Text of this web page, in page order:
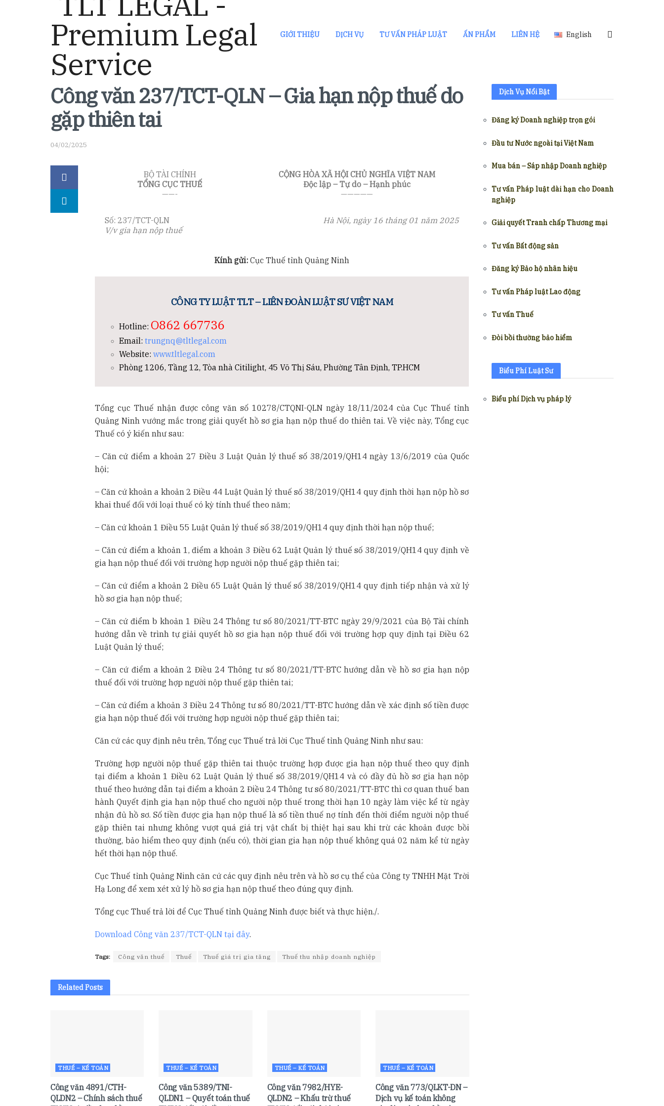
GIỚI THIỆU DỊCH VỤ TƯ VẤN PHÁP LUẬT ẤN PHẨM LIÊN HỆ English
Công văn 237/TCT-QLN – Gia hạn nộp thuế do
gặp thiên tai
04/02/2025
BỘ TÀI CHÍNH
TỔNG CỤC THUẾ
——-
CỘNG HÒA XÃ HỘI CHỦ NGHĨA VIỆT NAM
Độc lập – Tự do – Hạnh phúc
—————
Số: 237/TCT-QLN
V/v gia hạn nộp thuế
Hà Nội, ngày 16 tháng 01 năm 2025
Kính gửi:Cục Thuế tỉnh Quảng Ninh
CÔNG TY LUẬT TLT – LIÊN ĐOÀN LUẬT SƯ VIỆT NAM
Hotline: O862 667736
Email: trungnq@tltlegal.com
Website:www.tltlegal.com
Phòng 1206, Tầng 12, Tòa nhà Citilight, 45 Võ Thị Sáu, Phường Tân Định, TP.HCM
Tổng cục Thuế nhận được công văn số 10278/CTQNI-QLN ngày 18/11/2024 của Cục Thuế tỉnh
Quảng Ninh vướng mắc trong giải quyết hồ sơ gia hạn nộp thuế do thiên tai. Về việc này, Tổng cục
Thuế có ý kiến như sau:
– Căn cứ điểm a khoản 27 Điều 3 Luật Quản lý thuế số 38/2019/QH14 ngày 13/6/2019 của Quốc
hội;
– Căn cứ khoản a khoản 2 Điều 44 Luật Quản lý thuế số 38/2019/QH14 quy định thời hạn nộp hồ sơ
khai thuế đối với loại thuế có kỳ tính thuế theo năm;
– Căn cứ khoản 1 Điều 55 Luật Quản lý thuế số 38/2019/QH14 quy định thời hạn nộp thuế;
– Căn cứ điểm a khoản 1, điểm a khoản 3 Điều 62 Luật Quản lý thuế số 38/2019/QH14 quy định về
gia hạn nộp thuế đối với trường hợp người nộp thuế gặp thiên tai;
– Căn cứ điểm a khoản 2 Điều 65 Luật Quản lý thuế số 38/2019/QH14 quy định tiếp nhận và xử lý
hồ sơ gia hạn nộp thuế;
– Căn cứ điểm b khoản 1 Điều 24 Thông tư số 80/2021/TT-BTC ngày 29/9/2021 của Bộ Tài chính
hướng dẫn về trình tự giải quyết hồ sơ gia hạn nộp thuế đối với trường hợp quy định tại Điều 62
Luật Quản lý thuế;
– Căn cứ điểm a khoản 2 Điều 24 Thông tư số 80/2021/TT-BTC hướng dẫn về hồ sơ gia hạn nộp
thuế đối với trường hợp người nộp thuế gặp thiên tai;
– Căn cứ điểm a khoản 3 Điều 24 Thông tư số 80/2021/TT-BTC hướng dẫn về xác định số tiền được
gia hạn nộp thuế đối với trường hợp người nộp thuế gặp thiên tai;
Căn cứ các quy định nêu trên, Tổng cục Thuế trả lời Cục Thuế tỉnh Quảng Ninh như sau:
Trường hợp người nộp thuế gặp thiên tai thuộc trường hợp được gia hạn nộp thuế theo quy định
tại điểm a khoản 1 Điều 62 Luật Quản lý thuế số 38/2019/QH14 và có đầy đủ hồ sơ gia hạn nộp
thuế theo hướng dẫn tại điểm a khoản 2 Điều 24 Thông tư số 80/2021/TT-BTC thì cơ quan thuế ban
hành Quyết định gia hạn nộp thuế cho người nộp thuế trong thời hạn 10 ngày làm việc kể từ ngày
nhận đủ hồ sơ. Số tiền được gia hạn nộp thuế là số tiền thuế nợ tính đến thời điểm người nộp thuế
gặp thiên tai nhưng không vượt quá giá trị vật chất bị thiệt hại sau khi trừ các khoản được bồi
thường, bảo hiểm theo quy định (nếu có), thời gian gia hạn nộp thuế không quá 02 năm kể từ ngày
hết thời hạn nộp thuế.
Cục Thuế tỉnh Quảng Ninh căn cứ các quy định nêu trên và hồ sơ cụ thể của Công ty TNHH Mặt Trời
Hạ Long để xem xét xử lý hồ sơ gia hạn nộp thuế theo đúng quy định.
Tổng cục Thuế trả lời để Cục Thuế tỉnh Quảng Ninh được biết và thực hiện./.
Download Công văn 237/TCT-QLN tại đây.
Tags: Công văn thuế Thuế Thuế giá trị gia tăng Thuế thu nhập doanh nghiệp
RelatedPosts
THUẾ – KẾ TOÁN
Công văn 4891/CTH-
QLDN2 – Chính sách thuế
THUẾ – KẾ TOÁN
Công văn 5389/TNI-
QLDN1 – Quyết toán thuế
THUẾ – KẾ TOÁN
Công văn 7982/HYE-
QLDN2 – Khấu trừ thuế
THUẾ – KẾ TOÁN
Công văn 773/QLKT-DN –
Dịch vụ kế toán không
Dịch Vụ Nổi Bật
Đăng ký Doanh nghiệp trọn gói
Đầu tư Nước ngoài tại Việt Nam
Mua bán – Sáp nhập Doanh nghiệp
Tư vấn Pháp luật dài hạn cho Doanh
nghiệp
Giải quyết Tranh chấp Thương mại
Tư vấn Bất động sản
Đăng ký Bảo hộ nhãn hiệu
Tư vấn Pháp luật Lao động
Tư vấn Thuế
Đòi bồi thường bảo hiểm
Biểu Phí Luật Sư
Biểu phí Dịch vụ pháp lý